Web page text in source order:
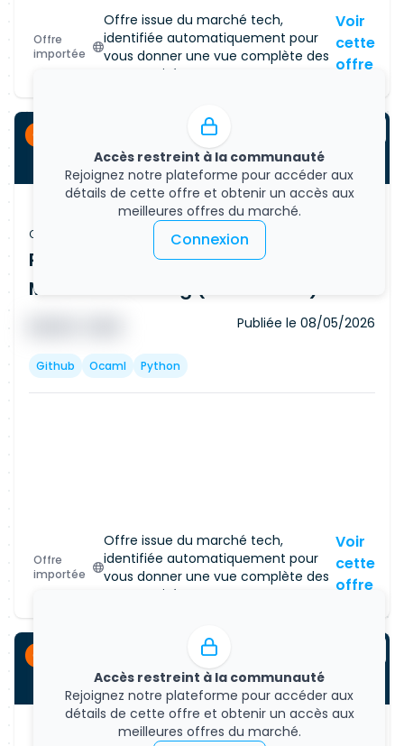
Offre
importée
Offre issue du marché tech,
identifiée automatiquement pour
vous donner une vue complète des
opportunités.
Accès restreint à la communauté
Rejoignez notre plateforme pour accéder aux
détails de cette offre et obtenir un accès aux
meilleures offres du marché.
Connexion
Voir
cette
offre
CDI
Offre d'emploi
Research Scientist / Engineer –
Machine Learning (Contractor)
Publiée le 08/05/2026
Github Ocaml Python
Offre
importée
Offre issue du marché tech,
identifiée automatiquement pour
vous donner une vue complète des
opportunités.
Accès restreint à la communauté
Rejoignez notre plateforme pour accéder aux
détails de cette offre et obtenir un accès aux
meilleures offres du marché.
Voir
cette
offre
CDI